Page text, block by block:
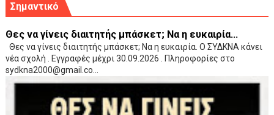
Σημαντικό
Θες να γίνεις διαιτητής μπάσκετ; Να η ευκαιρία...
Θες να γίνεις διαιτητής μπάσκετ; Να η ευκαιρία. Ο ΣΥΔΚΝΑ κάνει
νέα σχολή . Εγγραφές μέχρι 30.09.2026 . Πληροφορίες στο
sydkna2000@gmail.co...